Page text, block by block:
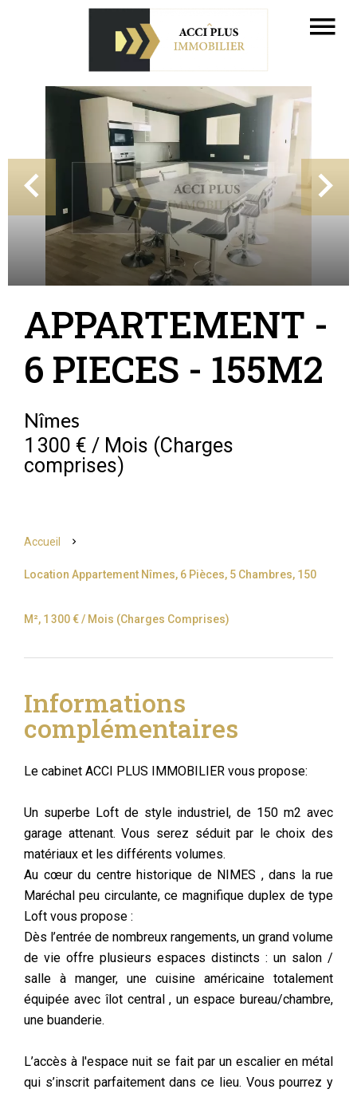
APPARTEMENT -
6 PIECES - 155M2
Nîmes
1 300 € / Mois (Charges
comprises)
Accueil
Location Appartement Nîmes, 6 Pièces, 5 Chambres, 150
M², 1 300 € / Mois (Charges Comprises)
Informations
complémentaires
Le cabinet ACCI PLUS IMMOBILIER vous propose:
Un superbe Loft de style industriel, de 150 m2 avec
garage attenant. Vous serez séduit par le choix des
matériaux et les différents volumes.
Au cœur du centre historique de NIMES , dans la rue
Maréchal peu circulante, ce magnifique duplex de type
Loft vous propose :
Dès l’entrée de nombreux rangements, un grand volume
de vie offre plusieurs espaces distincts : un salon /
salle à manger, une cuisine américaine totalement
équipée avec îlot central , un espace bureau/chambre,
une buanderie.
L’accès à l'espace nuit se fait par un escalier en métal
qui s’inscrit parfaitement dans ce lieu. Vous pourrez y